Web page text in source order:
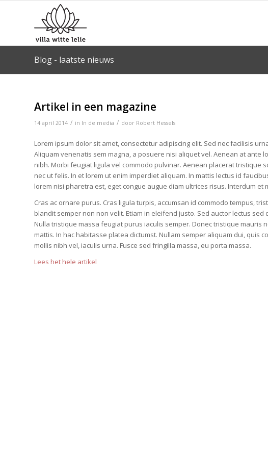
Blog - laatste nieuws
Artikel in een magazine
14 april 2014 / in In de media / door Robert Hessels
Lorem ipsum dolor sit amet, consectetur adipiscing elit. Sed nec facilisis
Aliquam venenatis sem magna, a posuere nisi aliquet vel. Aenean at ante
nibh. Morbi feugiat ligula vel commodo pulvinar. Aenean placerat
nec ut felis. In et lorem ut enim imperdiet aliquam. In mattis lectus id
lorem nisi pharetra est, eget congue augue diam ultrices risus. Interdum
Cras ac ornare purus. Cras ligula turpis, accumsan id commodo tempus,
blandit semper non non velit. Etiam in eleifend justo. Sed auctor lectus
Nulla tristique massa feugiat purus iaculis semper. Donec tristique
mattis. In hac habitasse platea dictumst. Nullam semper aliquam dui, quis
mollis nibh vel, iaculis urna. Fusce sed fringilla massa, eu porta massa.
Lees het hele artikel